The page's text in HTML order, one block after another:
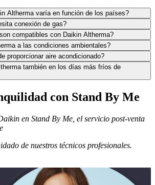
Altherma varía en función de los países?
conexión de gas?
compatibles con Daikin Altherma?
a las condiciones ambientales?
proporcionar aire acondicionado?
también en los días más fríos de
con Stand By Me
en Stand By Me, el servicio post-venta
de nuestros técnicos profesionales.